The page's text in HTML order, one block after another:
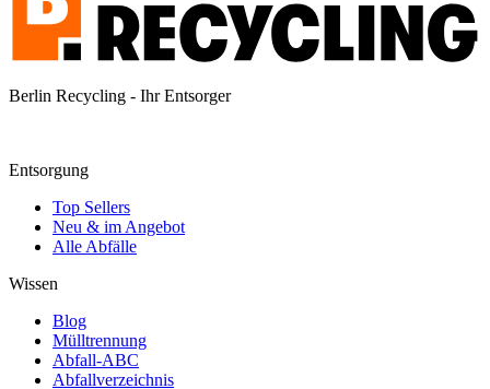
Berlin Recycling - Ihr Entsorger
Entsorgung
Top Sellers
Neu & im Angebot
Alle Abfälle
Wissen
Blog
Mülltrennung
Abfall-ABC
Abfallverzeichnis